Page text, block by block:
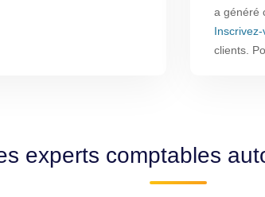
a généré
clients.
experts comptables